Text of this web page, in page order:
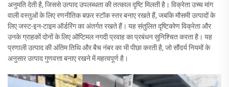
अनुमति देती है, जिससे उत्पाद उपलब्धता की तत्काल दृष्टि मिलती है। विक्रेता उच्च मांग
वाली वस्तुओं के लिए रणनीतिक बफ़र स्टॉक स्तर बनाए रखते हैं, जबकि मौसमी उत्पादों के
लिए जस्ट-इन-टाइम ऑर्डरिंग का अंतर्गत रखते हैं। यह संतुलित दृष्टिकोण विक्रेता और
उनके ग्राहकों दोनों के लिए ऑप्टिमल नगदी प्रवाह का प्रबंधन सुनिश्चित करता है। यह
प्रणाली उत्पाद की अंतिम तिथि और बैच नंबर का भी पीछा करती है, जो सौंदर्य नियमों के
अनुसार उत्पाद गुणवत्ता बनाए रखने में महत्वपूर्ण है।